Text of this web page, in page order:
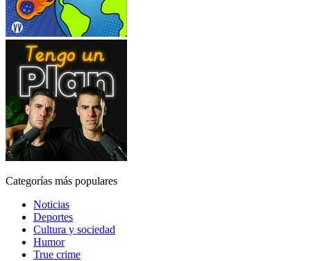
Categorías más populares
Noticias
Deportes
Cultura y sociedad
Humor
True crime